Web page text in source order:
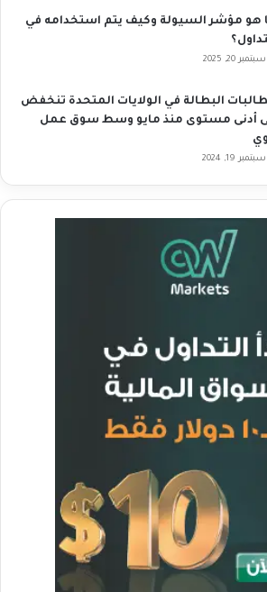
هو مؤشر السيولة وكيف يتم استخدامه في
سبتمبر 20, 2025
البطالة في الولايات المتحدة تنخفض
أدنى مستوى منذ مايو وسط سوق عمل
سبتمبر 19, 2024